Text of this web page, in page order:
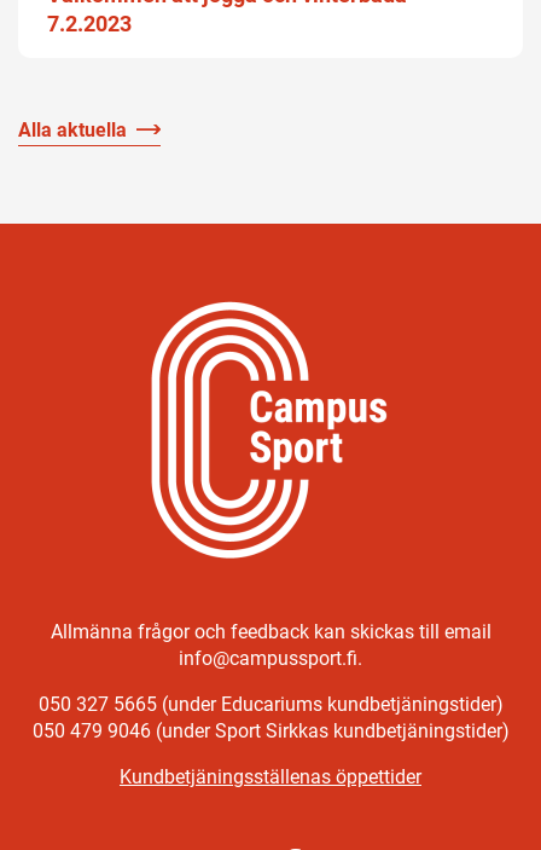
7.2.2023
Alla aktuella
Allmänna frågor och feedback kan skickas till email
info@campussport.fi.
050 327 5665 (under Educariums kundbetjäningstider)
050 479 9046 (under Sport Sirkkas kundbetjäningstider)
Kundbetjäningsställenas öppettider